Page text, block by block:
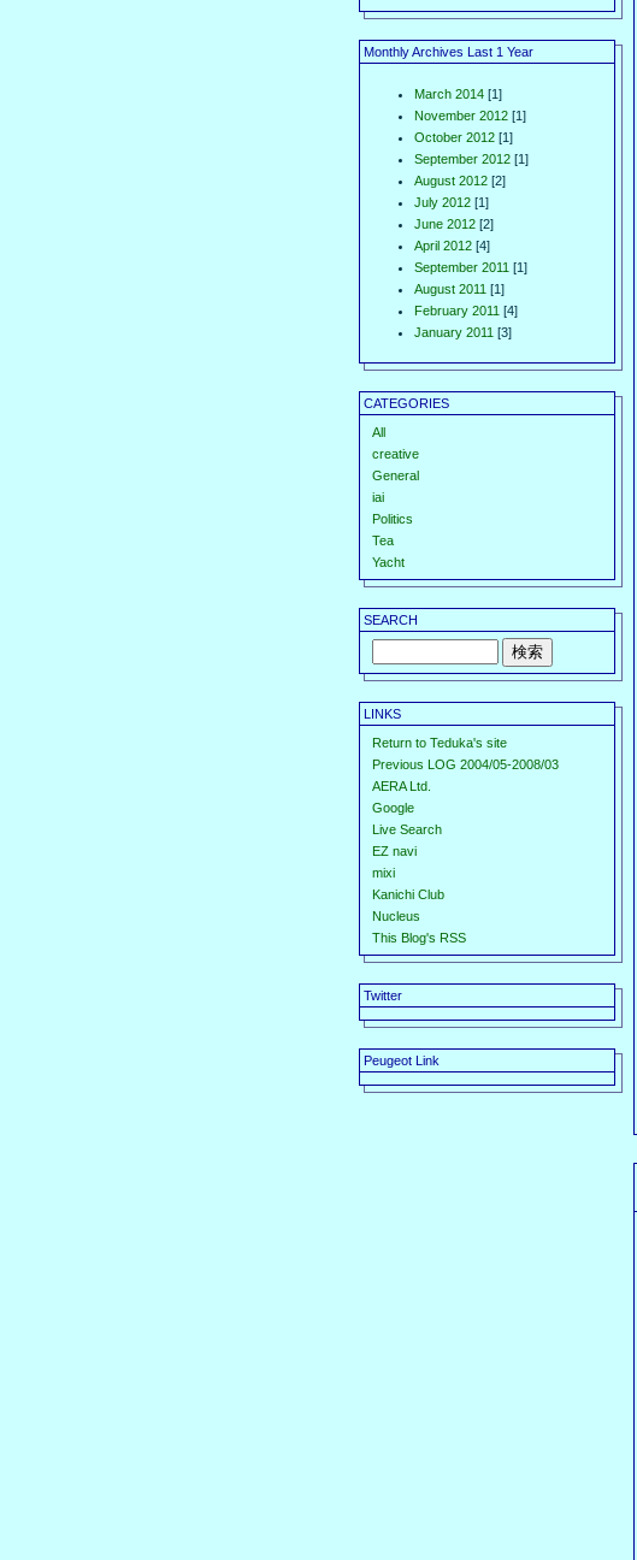
Monthly Archives Last 1 Year
March 2014 [1]
November 2012 [1]
October 2012 [1]
September 2012 [1]
August 2012 [2]
July 2012 [1]
June 2012 [2]
April 2012 [4]
September 2011 [1]
August 2011 [1]
February 2011 [4]
January 2011 [3]
CATEGORIES
All
creative
General
iai
Politics
Tea
Yacht
SEARCH
LINKS
Return to Teduka's site
Previous LOG 2004/05-2008/03
AERA Ltd.
Google
Live Search
EZ navi
mixi
Kanichi Club
Nucleus
This Blog's RSS
Twitter
Peugeot Link